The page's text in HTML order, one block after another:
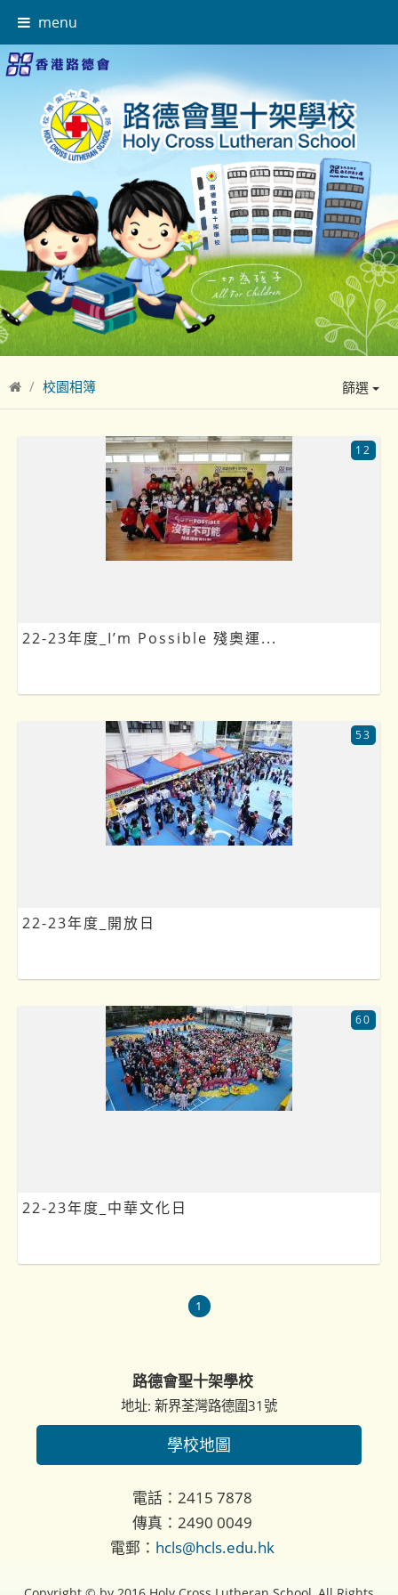
menu
校園相簿 篩選
22-23年度_I’m Possible 殘奧運...
12
22-23年度_開放日
53
22-23年度_中華文化日
60
1
路德會聖十架學校
地址: 新界荃灣路德圍31號
學校地圖
電話：2415 7878
傳真：2490 0049
電郵： hcls@hcls.edu.hk